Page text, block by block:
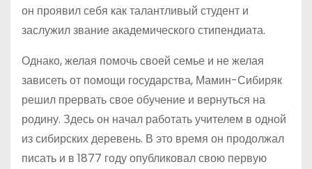
он проявил себя как талантливый студент и
заслужил звание академического стипендиата.
Однако, желая помочь своей семье и не желая
зависеть от помощи государства, Мамин-Сибиряк
решил прервать свое обучение и вернуться на
родину. Здесь он начал работать учителем в одной
из сибирских деревень. В это время он продолжал
писать и в 1877 году опубликовал свою первую